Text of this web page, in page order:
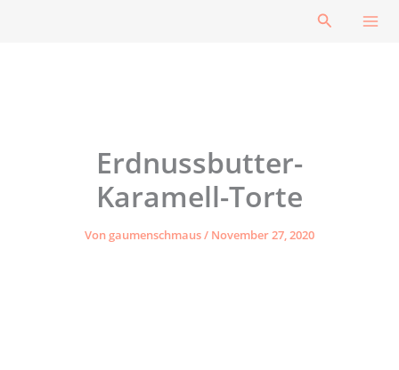
Suchen
Erdnussbutter-
Karamell-Torte
Vongaumenschmaus/ November 27, 2020